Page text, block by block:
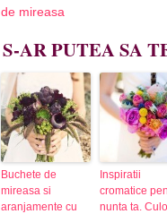
de mireasa
S-AR PUTEA SA
Buchete de
mireasa si
aranjamente cu
Inspiratii
cromatice
nunta ta.